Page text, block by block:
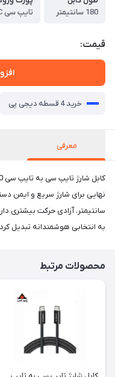
180 سانتیمتر
تایپ سی Type-C
قیمت:
خرید 4 قسطه دیجی پی
معرفی
سانتیمتر، آزادی حرکت بیشتری
به انتخابی هوشمندانه تبدیل
محصولات مرتبط